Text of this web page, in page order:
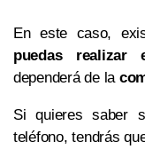
En este caso,
puedas realizar
dependerá de la
Si quieres saber
teléfono, tendrás